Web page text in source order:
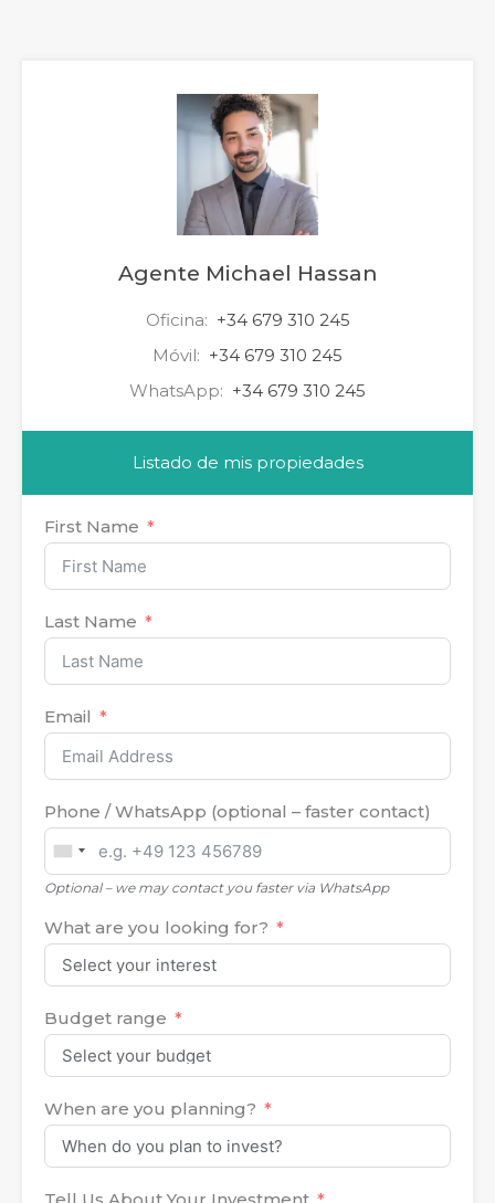
Agente Michael Hassan
Oficina: +34 679 310 245
Móvil: +34 679 310 245
WhatsApp: +34 679 310 245
Listado de mis propiedades
First Name
Last Name
Email
Phone / WhatsApp (optional – faster contact)
United
States
+1
Optional – we may contact you faster via WhatsApp
What are you looking for?
Budget range
When are you planning?
Tell Us About Your Investment